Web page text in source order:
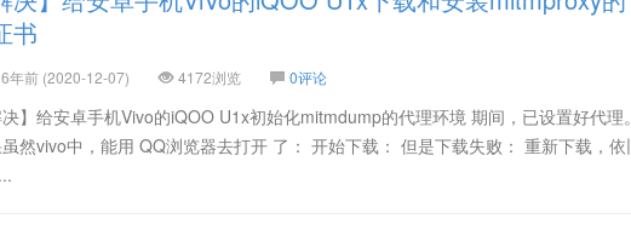
书
6年前 (2020-12-07) 4172浏览 0评论
】给安卓手机Vivo的iQOO U1x初始化mitmdump的代理环境 期间，已设置好代理
然vivo中，能用 QQ浏览器去打开 了： 开始下载： 但是下载失败： 重新下载，依